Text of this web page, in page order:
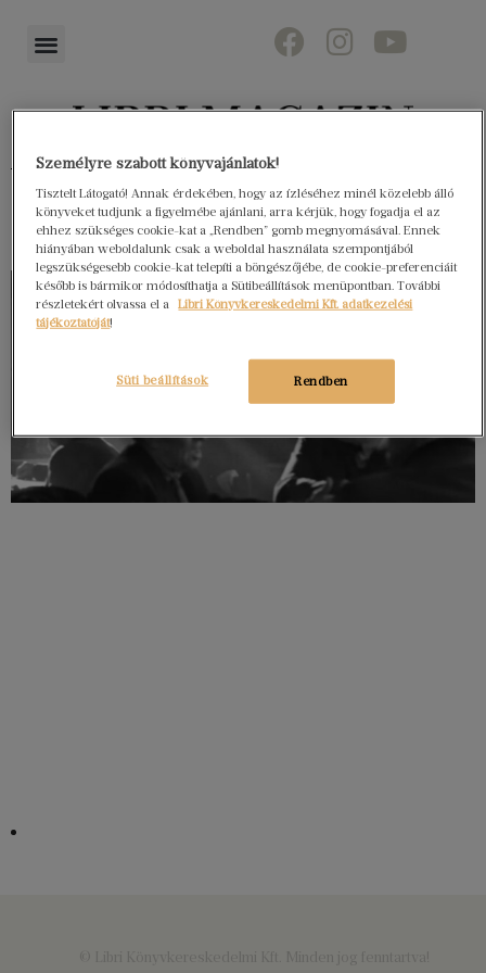
Könyvektől az olvasókig
Személyre szabott könyvajánlatok!
Tisztelt Látogató! Annak érdekében, hogy az ízléséhez minél közelebb álló
könyveket tudjunk a figyelmébe ajánlani, arra kérjük, hogy fogadja el az
ehhez szükséges cookie-kat a „Rendben” gomb megnyomásával. Ennek
hiányában weboldalunk csak a weboldal használata szempontjából
legszükségesebb cookie-kat telepíti a böngészőjébe, de cookie-preferenciáit
később is bármikor módosíthatja a Sütibeállítások menüpontban. További
részletekért olvassa el a
Libri Könyvkereskedelmi Kft. adatkezelési
tájékoztatóját!
Rendben
Süti beállítások